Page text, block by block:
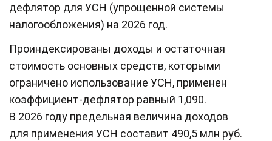
дефлятор для УСН (упрощенной системы
налогообложения) на 2026 год.
Проиндексированы доходы и остаточная
стоимость основных средств, которыми
ограничено использование УСН, применен
коэффициент-дефлятор равный 1,090.
В 2026 году предельная величина доходов
для применения УСН составит 490,5 млн руб.